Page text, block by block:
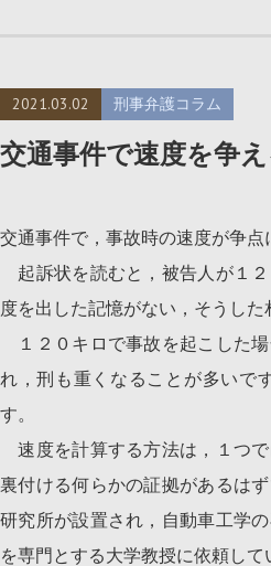
2021.03.02 刑事弁護コラム
交通事件で速度を争
交通事件で，事故時の速度が争点
起訴状を読むと，被告人が１
度を出した記憶がない，そうし
１２０キロで事故を起こした
れ，刑も重くなることが多いで
す。
速度を計算する方法は，１つ
裏付ける何らかの証拠があるは
研究所が設置され，自動車工学
を専門とする大学教授に依頼して